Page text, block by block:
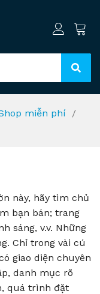
miễn phí
này, hãy tìm chủ
bạn bán; trang
sáng, v.v. Những
Chỉ trong vài cú
giao diện chuyên
danh mục rõ
quá trình đặt